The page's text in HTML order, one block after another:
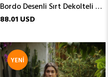
Bordo Desenli Sırt Dekolteli Bağlamalı Elbise
88.01 USD
YENI